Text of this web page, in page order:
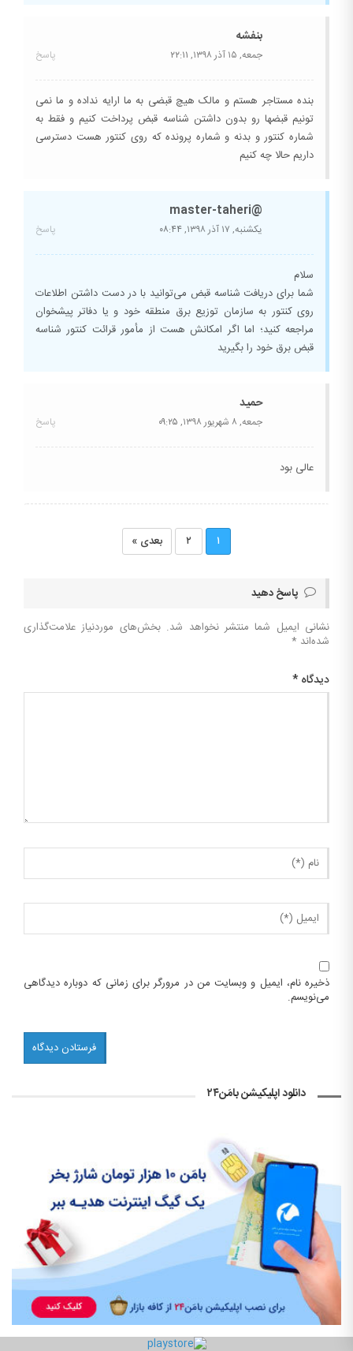
بنفشه
جمعه, ۱۵ آذر ۱۳۹۸, ۲۲:۱۱ پاسخ
بنده مستاجر هستم و مالک هیچ قبضی به ما ارایه نداده و ما نمی
تونیم قبضها رو بدون داشتن شناسه قبض پرداخت کنیم و فقط به
شماره کنتور و بدنه و شماره پرونده که روی کنتور هست دسترسی
داریم حالا چه کنیم
@master-taheri
یکشنبه, ۱۷ آذر ۱۳۹۸, ۰۸:۴۴ پاسخ
سلام
شما برای دریافت شناسه قبض می‌توانید با در دست داشتن اطلاعات
روی کنتور به سازمان توزیع برق منطقه خود و یا دفاتر پیشخوان
مراجعه کنید؛ اما اگر امکانش هست از مأمور قرائت کنتور شناسه
قبض برق خود را بگیرید
حمید
جمعه, ۸ شهریور ۱۳۹۸, ۰۹:۲۵ پاسخ
عالی بود
۱ ۲ بعدی »
پاسخ دهید
نشانی ایمیل شما منتشر نخواهد شد. بخش‌های موردنیاز علامت‌گذاری
شده‌اند *
دیدگاه *
ذخیره نام، ایمیل و وبسایت من در مرورگر برای زمانی که دوباره دیدگاهی
می‌نویسم.
دانلود اپلیکیشن بامَن۲۴